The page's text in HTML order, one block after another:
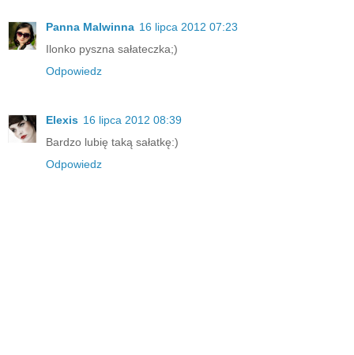
Panna Malwinna 16 lipca 2012 07:23
Ilonko pyszna sałateczka;)
Odpowiedz
Elexis 16 lipca 2012 08:39
Bardzo lubię taką sałatkę:)
Odpowiedz